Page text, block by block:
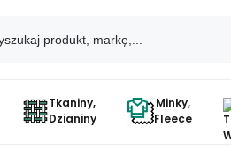
Tkaniny,
Dzianiny
Minky,
Fleece